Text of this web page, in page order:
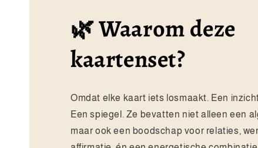
🌿 Waarom deze
kaartenset?
Omdat elke kaart iets losmaakt. Een
Een spiegel. Ze bevatten niet alleen een
maar ook een boodschap voor relaties,